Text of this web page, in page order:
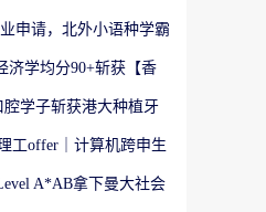
申请，北外小语种学霸
济学均分90+斩获【香
腔学子斩获港大种植牙
工offer｜计算机跨申生
A*AB拿下曼大社会